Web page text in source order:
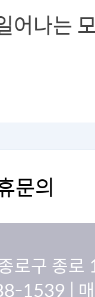
어나는
문의
로구 종
1539 |